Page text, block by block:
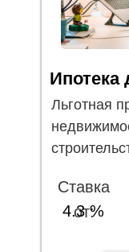
Ипотека
Льготная
Ставка
от:
4.3 %